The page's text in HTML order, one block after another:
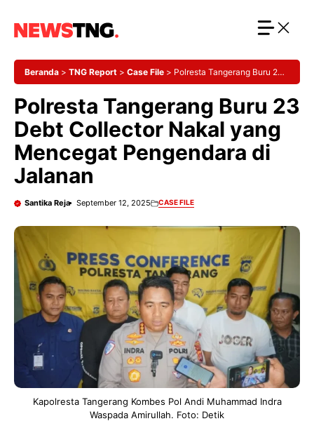
Beranda > TNG Report > Case File > Polresta Tangerang Buru 23
Polresta Tangerang Buru 23
Debt Collector Nakal yang
Mencegat Pengendara di
Jalanan
Santika Reja September 12, 2025 CASE FILE
Kapolresta Tangerang Kombes Pol Andi Muhammad Indra
Waspada Amirullah. Foto: Detik